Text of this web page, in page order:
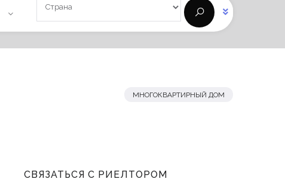
МНОГОКВАРТИРНЫЙ ДОМ
СВЯЗАТЬСЯ С РИЕЛТОРОМ